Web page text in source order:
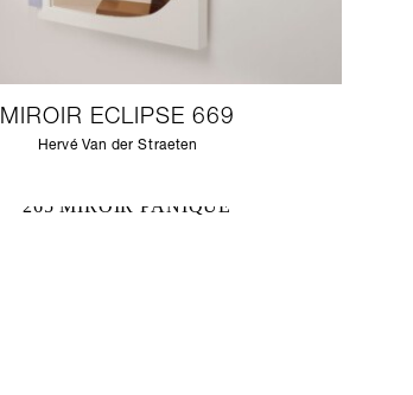
MIROIR ECLIPSE 669
Hervé Van der Straeten